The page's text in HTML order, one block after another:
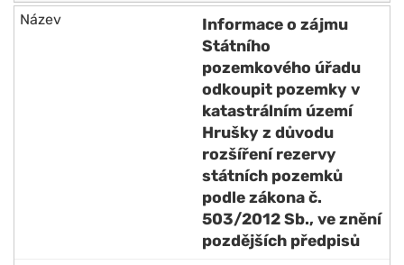
Informace o zájmu
Státního
pozemkového úřadu
odkoupit pozemky v
katastrálním území
Hrušky z důvodu
rozšíření rezervy
státních pozemků
podle zákona č.
503/2012 Sb., ve znění
pozdějších předpisů